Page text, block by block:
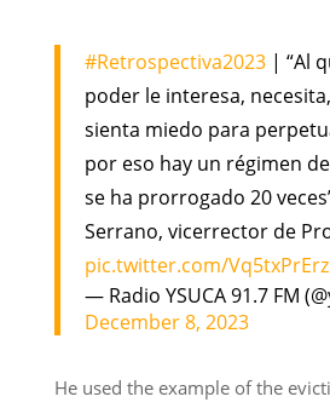
#Retrospectiva2023| “Al
poder le interesa,
sienta miedo para
por eso hay un régimen
se ha prorrogado 20
Serrano, vicerrector de
pic.twitter.com/Vq5txPrErz
— Radio YSUCA 91.7 FM
December 8, 2023
He used the example of the